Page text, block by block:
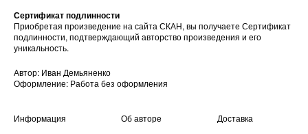
Сертификат подлинности
Приобретая произведение на сайта СКАН, вы получаете Сертификат
подлинности, подтверждающий авторство произведения и его
уникальность.
Автор: Иван Демьяненко
Оформление: Работа без оформления
Информация Об авторе Доставка